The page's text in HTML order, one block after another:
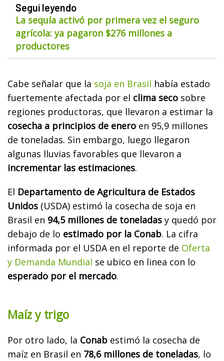
Seguí leyendo
La sequía activó por primera vez el seguro
agrícola: ya pagaron $276 millones a
productores
Cabe señalar que la soja en Brasil había estado
fuertemente afectada por el clima seco sobre
regiones productoras, que llevaron a estimar la
cosecha a principios de enero en 95,9 millones
de toneladas. Sin embargo, luego llegaron
algunas lluvias favorables que llevaron a
incrementar las estimaciones.
El Departamento de Agricultura de Estados
Unidos (USDA) estimó la cosecha de soja en
Brasil en 94,5 millones de toneladas y quedó por
debajo de lo estimado por la Conab. La cifra
informada por el USDA en el reporte de Oferta
y Demanda Mundial se ubico en linea con lo
esperado por el mercado.
Maíz y trigo
Por otro lado, la Conab estimó la cosecha de
maíz en Brasil en 78,6 millones de toneladas, lo